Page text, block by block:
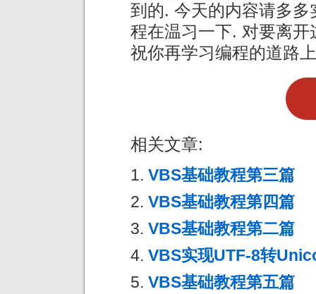
到的. 今天的内容请多
程在温习一下. 对要离
祝你再学习编程的道路
相关文章:
VBS基础教程第三篇
VBS基础教程第四篇
VBS基础教程第二篇
VBS实现UTF-8转
VBS基础教程第五篇